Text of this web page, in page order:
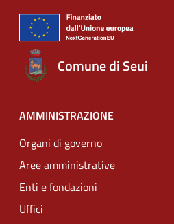
Comune di Seui
AMMINISTRAZIONE
Organi di governo
Aree amministrative
Enti e fondazioni
Uffici